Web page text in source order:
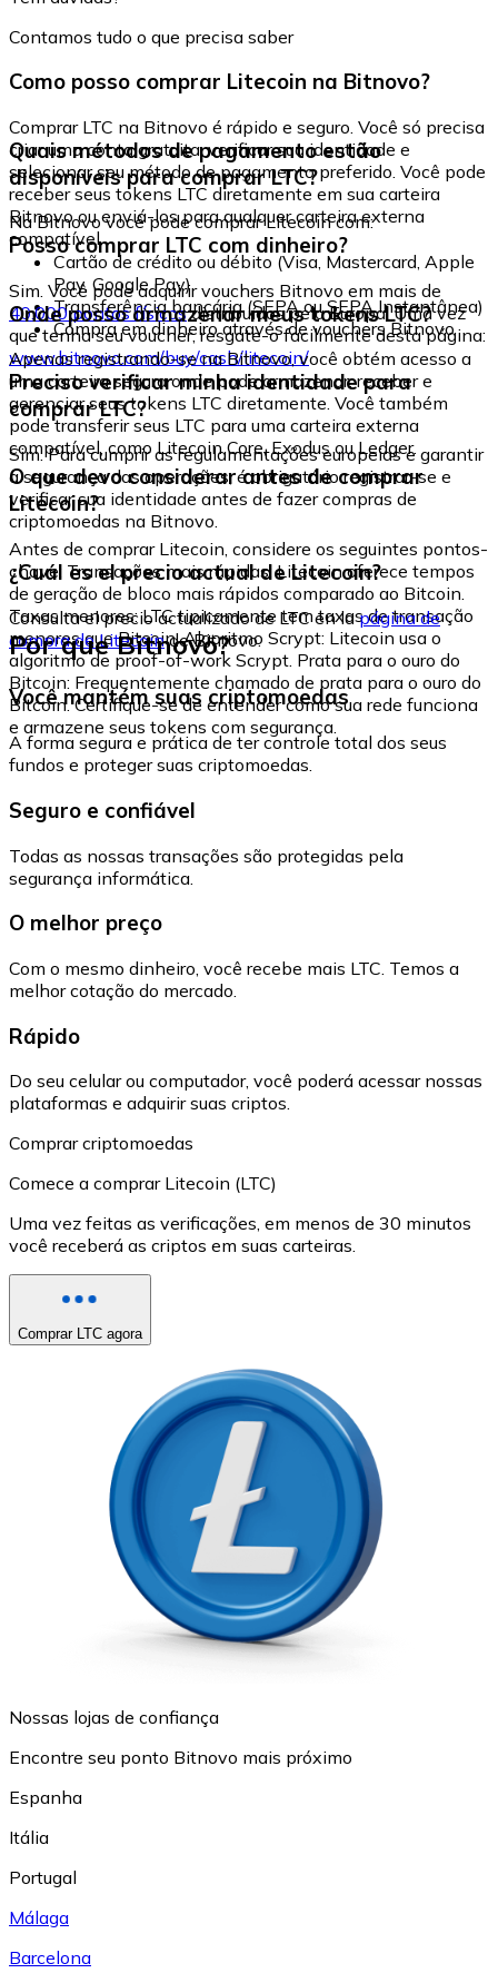
Contamos tudo o que precisa saber
Como posso comprar Litecoin na Bitnovo?
Comprar LTC na Bitnovo é rápido e seguro. Você só precisa
criar uma conta gratuita, verificar sua identidade e
selecionar seu método de pagamento preferido. Você pode
receber seus tokens LTC diretamente em sua carteira
Bitnovo ou enviá-los para qualquer carteira externa
compatível.
Quais métodos de pagamento estão
disponíveis para comprar LTC?
Na Bitnovo você pode comprar Litecoin com:
Cartão de crédito ou débito (Visa, Mastercard, Apple
Pay, Google Pay)
Transferência bancária (SEPA ou SEPA Instantânea)
Compra em dinheiro através de vouchers Bitnovo
Posso comprar LTC com dinheiro?
Sim. Você pode adquirir vouchers Bitnovo em mais de
40.000 pontos físicosdistribuídos pela Europa. Uma vez
que tenha seu voucher, resgate-o facilmente desta página:
www.bitnovo.com/buy/cash/litecoin/
Onde posso armazenar meus tokens LTC?
Apenas registrando-se na Bitnovo, você obtém acesso a
uma carteira segura onde pode armazenar, receber e
gerenciar seus tokens LTC diretamente. Você também
pode transferir seus LTC para uma carteira externa
compatível, como Litecoin Core, Exodus ou Ledger.
Preciso verificar minha identidade para
comprar LTC?
Sim. Para cumprir as regulamentações europeias e garantir
a segurança das operações, é obrigatório registrar-se e
verificar sua identidade antes de fazer compras de
criptomoedas na Bitnovo.
O que devo considerar antes de comprar
Litecoin?
Antes de comprar Litecoin, considere os seguintes pontos-
chave: Transações mais rápidas: Litecoin oferece tempos
de geração de bloco mais rápidos comparado ao Bitcoin.
Taxas menores: LTC tipicamente tem taxas de transação
menores que Bitcoin. Algoritmo Scrypt: Litecoin usa o
algoritmo de proof-of-work Scrypt. Prata para o ouro do
Bitcoin: Frequentemente chamado de prata para o ouro do
Bitcoin. Certifique-se de entender como sua rede funciona
e armazene seus tokens com segurança.
¿Cuál es el precio actual de Litecoin?
Consulta el precio actualizado de LTC en lapágina de
compra de Litecoinde Bitnovo.
Por que Bitnovo?
Você mantém suas criptomoedas
A forma segura e prática de ter controle total dos seus
fundos e proteger suas criptomoedas.
Seguro e confiável
Todas as nossas transações são protegidas pela
segurança informática.
O melhor preço
Com o mesmo dinheiro, você recebe mais LTC. Temos a
melhor cotação do mercado.
Rápido
Do seu celular ou computador, você poderá acessar nossas
plataformas e adquirir suas criptos.
Comprar criptomoedas
Comece a comprar Litecoin (LTC)
Uma vez feitas as verificações, em menos de 30 minutos
você receberá as criptos em suas carteiras.
Comprar LTC agora
Nossas lojas de confiança
Encontre seu ponto Bitnovo mais próximo
Espanha
Itália
Portugal
Málaga
Barcelona